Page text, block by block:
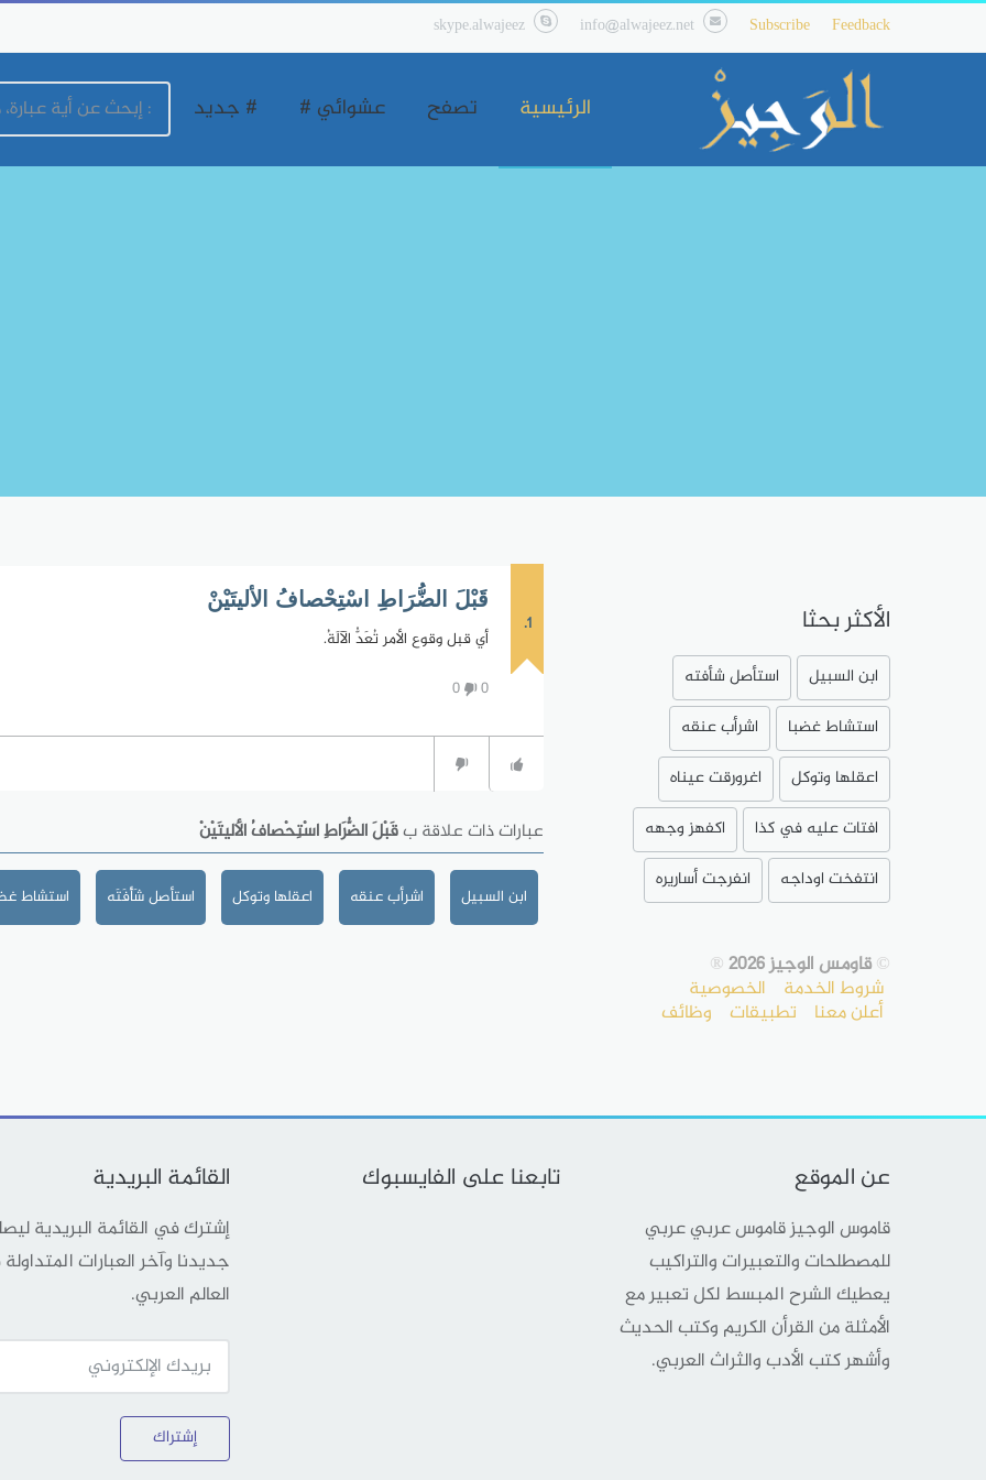
Feedback
Subscribe
info@alwajeez.net
skype.alwajeez
الرئيسية تصفح عشوائي # # جديد
1.
قَبْلَ الضُّرَاطِ اسْتِحْصافُ الأليتَيْنْ
أي قبل وقوع الأمر تُعَدُّ الآلَةُ.
0
0
عبارات ذات علاقة بقَبْلَ الضُّرَاطِ اسْتِحْصافُ الأليتَيْنْ
ابن السبيل اشرأب عنقه اعقلها وتوكل استأصل شَأْفَتَه استشاط
الأكثر بحثا
ابن السبيل
استأصل شأفته
استشاط غضبا
اشرأب عنقه
اعقلها وتوكل
اغرورقت عيناه
افتات عليه في كذا
اكفهز وجهه
انتفخت اوداجه
انفرجت أساريره
©قاومس الوجيز 2026 ®
شروط الخدمة الخصوصية
أعلن معنا تطبيقات وظائف
عن الموقع
قاموس الوجيز قاموس عربي عربي
للمصطلحات والتعبيرات والتراكيب
يعطيك الشرح المبسط لكل تعبير مع
الأمثلة من القرأن الكريم وكتب الحديث
وأشهر كتب الأدب والثراث العربي.
تابعنا على الفايسبوك القائمة البريدية
إشترك في القائمة البريدية
جديدنا وآخر العبارات
العالم العربي.
إشتراك